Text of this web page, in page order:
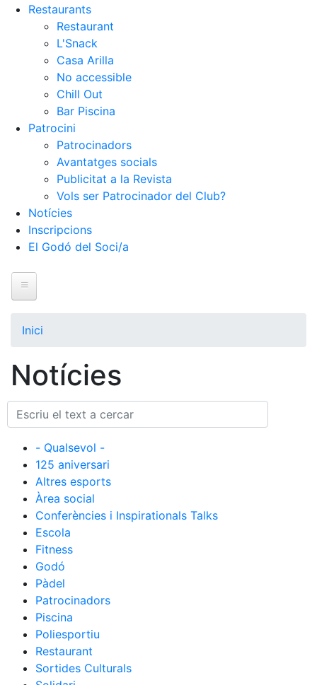
Restaurants
Restaurant
L'Snack
Casa Arilla
No accessible
Chill Out
Bar Piscina
Patrocini
Patrocinadors
Avantatges socials
Publicitat a la Revista
Vols ser Patrocinador del Club?
Notícies
Inscripcions
El Godó del Soci/a
Història
història
Presidents
Organització
Junta
directiva
Comissions
i comités
Estructura
executiva
Fundació
Serveis
Instal·lacions
Inici
Notícies
- Qualsevol -
125 aniversari
Altres esports
Àrea social
Conferències i Inspirationals Talks
Escola
Fitness
Godó
Pàdel
Patrocinadors
Piscina
Poliesportiu
Restaurant
Sortides Culturals